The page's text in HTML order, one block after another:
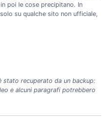
poi le cose precipitano. In
su qualche sito non ufficiale,
stato recuperato da un backup:
e alcuni paragrafi potrebbero